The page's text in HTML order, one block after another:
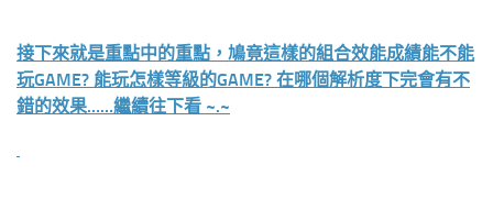
接下來就是重點中的重點，鳩竟這樣的組合效能成績能不能
玩GAME? 能玩怎樣等級的GAME? 在哪個解析度下完會有不
錯的效果……繼續往下看 ~.~